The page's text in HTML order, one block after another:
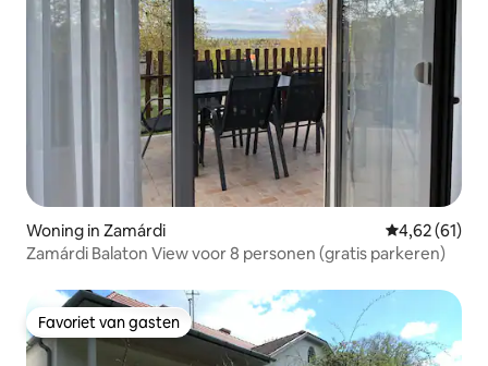
Woning in Zamárdi Gemiddelde
4,62 (61)
Zamárdi Balaton View voor 8 personen (gratis parkeren)
Favoriet van gasten
Favoriet van gasten